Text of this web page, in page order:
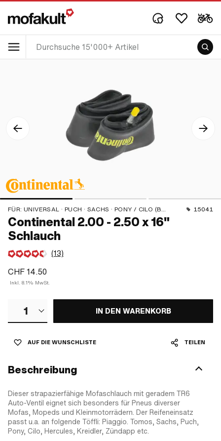
FÜR: UNIVERSAL · PUCH · SACHS · PONY / CILO (BETA 521 & 512) · PIAGGIO · TOMOS · ALPA CHOPPER / TURBO · CILO 15041
Continental 2.00 - 2.50 x 16"
Schlauch
(13)
CHF 14.50
Inkl. 8.1% MwSt.
1 IN DEN WARENKORB
AUF DIE WUNSCHLISTE TEILEN
Beschreibung
Dieser strapazierfähige Mofaschlauch mit geradem TR6
Auto-Ventil eignet sich besonders für Pneus diverser
Mofas, Mopeds und Kleinmotorrädern. Der Reifeneinsatz
passt u.a. an folgende Töffli: Piaggio. Tomos, Sachs, Puch,
Pony, Cilo, Hercules, Kreidler, Zündapp etc.